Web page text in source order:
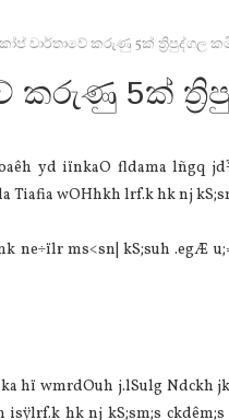
වාර්තාවේ කරුණු 5ක් ත්‍රිපුද්ගල
කරුණු 5ක්
yd iïnkaO fldama lñgq
Tiafia wOHhkh lrf.k hk nj
ne÷ïlr ms<sn| kS;suh .egÆ
hï wmrdOuh j.lSulg Ndckh
isÿlrf.k hk nj kS;sm;s